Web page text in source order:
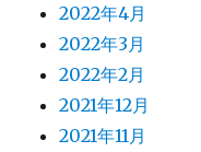
2022年4月
2022年3月
2022年2月
2021年12月
2021年11月